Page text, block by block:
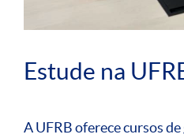
Estude na
A UFRB oferece cursos